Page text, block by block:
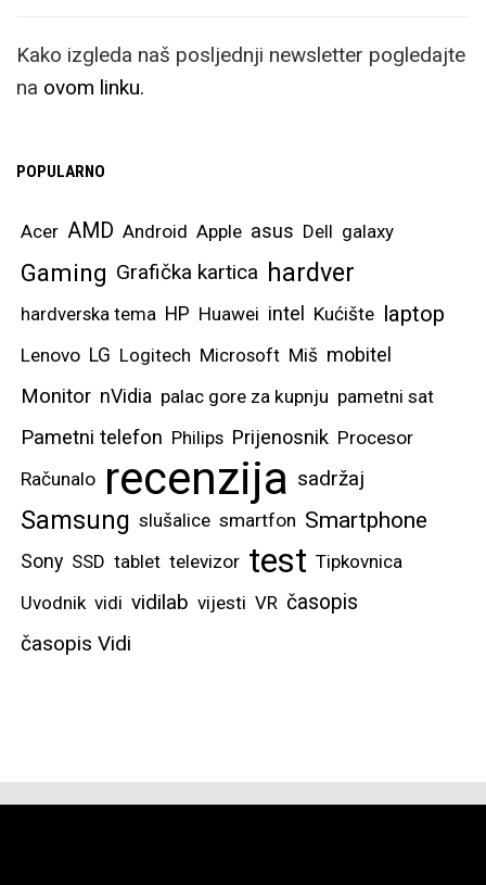
Kako izgleda naš posljednji newsletter pogledajte
na ovom linku.
POPULARNO
Acer AMD Android Apple asus Dell galaxy
Gaming Grafička kartica hardver
hardverska tema HP Huawei intel Kućište laptop
Lenovo LG Logitech Microsoft Miš mobitel
Monitor nVidia palac gore za kupnju pametni sat
Pametni telefon Philips Prijenosnik Procesor
Računalo recenzija sadržaj
Samsung slušalice smartfon Smartphone
Sony SSD tablet televizor test Tipkovnica
Uvodnik vidi vidilab vijesti VR časopis
časopis Vidi